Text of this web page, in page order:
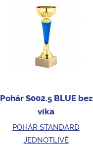
Pohár S002.5 BLUE bez
víka
POHÁR STANDARD
JEDNOTLIVĚ